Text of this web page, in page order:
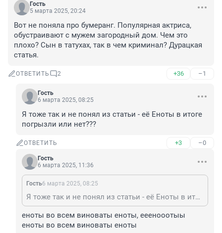
Гость
5 марта 2025, 20:24
Вот не поняла про бумеранг. Популярная актриса,
обустраивают с мужем загородный дом. Чем это
плохо? Сын в татухах, так в чем криминал? Дурацкая
статья.
ОТВЕТИТЬ 2 +36 –1
Гость
6 марта 2025, 08:25
Я тоже так и не понял из статьи - её Еноты в итоге
погрызли или нет???
ОТВЕТИТЬ +3 –0
Гость
6 марта 2025, 11:36
Гость6 марта 2025, 08:25
Я тоже так и не понял из статьи - её Еноты в итоге погрызли или нет???
еноты во всем виноваты еноты, ееенооотыы
еноты во всем виноваты еноты